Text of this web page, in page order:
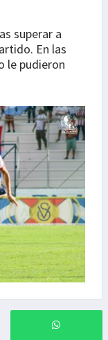
superar a
En las
le pudieron